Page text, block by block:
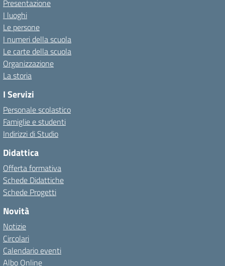
Presentazione
I luoghi
Le persone
I numeri della scuola
Le carte della scuola
Organizzazione
La storia
I Servizi
Personale scolastico
Famiglie e studenti
Indirizzi di Studio
Didattica
Offerta formativa
Schede Didattiche
Schede Progetti
Novità
Notizie
Circolari
Calendario eventi
Albo Online